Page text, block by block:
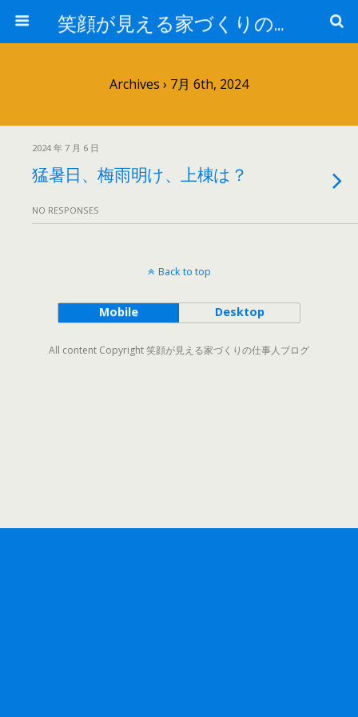
笑顔が見える家づくりの仕事人ブログ
Archives › 7月 6th, 2024
2024 年 7 月 6 日
猛暑日、梅雨明け、上棟は？
NO RESPONSES
Back to top
Mobile Desktop
All content Copyright 笑顔が見える家づくりの仕事人ブログ